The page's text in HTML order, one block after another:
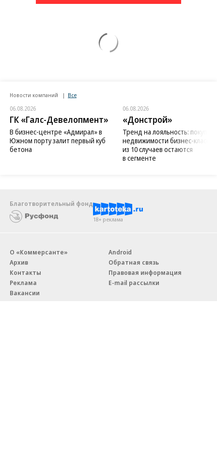
Новости компаний Все
06.08.2026
ГК «Галс-Девелопмент»
В бизнес-центре «Адмирал» в
Южном порту залит первый куб
бетона
06.08.2026
«Донстрой»
Тренд на лояльность:
недвижимости бизнес-класса
из 10 случаев остаются
в сегменте
Благотворительный фонд
18+ реклама
О «Коммерсанте»
Архив
Контакты
Реклама
Вакансии
Android
Обратная связь
Правовая информация
E-mail рассылки